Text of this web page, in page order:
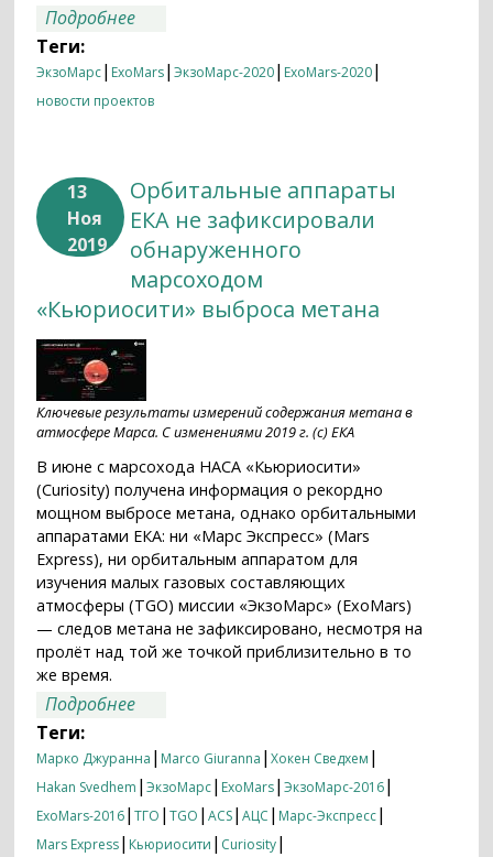
Подробнее
«ЭкзоМарс-2020» доставлен в ЕКА
Теги:
ЭкзоМарс| ExoMars|ЭкзоМарс-2020| ExoMars-2020|
новости проектов
13
Ноя
2019
Орбитальные аппараты
ЕКА не зафиксировали
обнаруженного
марсоходом
«Кьюриосити» выброса метана
Ключевые результаты измерений содержания метана в
атмосфере Марса. С изменениями 2019 г. (с) ЕКА
В июне с марсохода НАСА «Кьюриосити»
(Curiosity) получена информация о рекордно
мощном выбросе метана, однако орбитальными
аппаратами ЕКА: ни «Марс Экспресс» (Mars
Express), ни орбитальным аппаратом для
изучения малых газовых составляющих
атмосферы (TGO) миссии «ЭкзоМарс» (ExoMars)
— следов метана не зафиксировано, несмотря на
пролёт над той же точкой приблизительно в то
же время.
Подробнее
марсоходом «Кьюриосити» выброса
метана
Теги:
Марко Джуранна | Marco Giuranna |Хокен Сведхем |
Hakan Svedhem |ЭкзоМарс| ExoMars|ЭкзоМарс-2016|
ExoMars-2016|ТГО |TGO |ACS|АЦС | Марс-Экспресс|
Mars Express| Кьюриосити | Curiosity|